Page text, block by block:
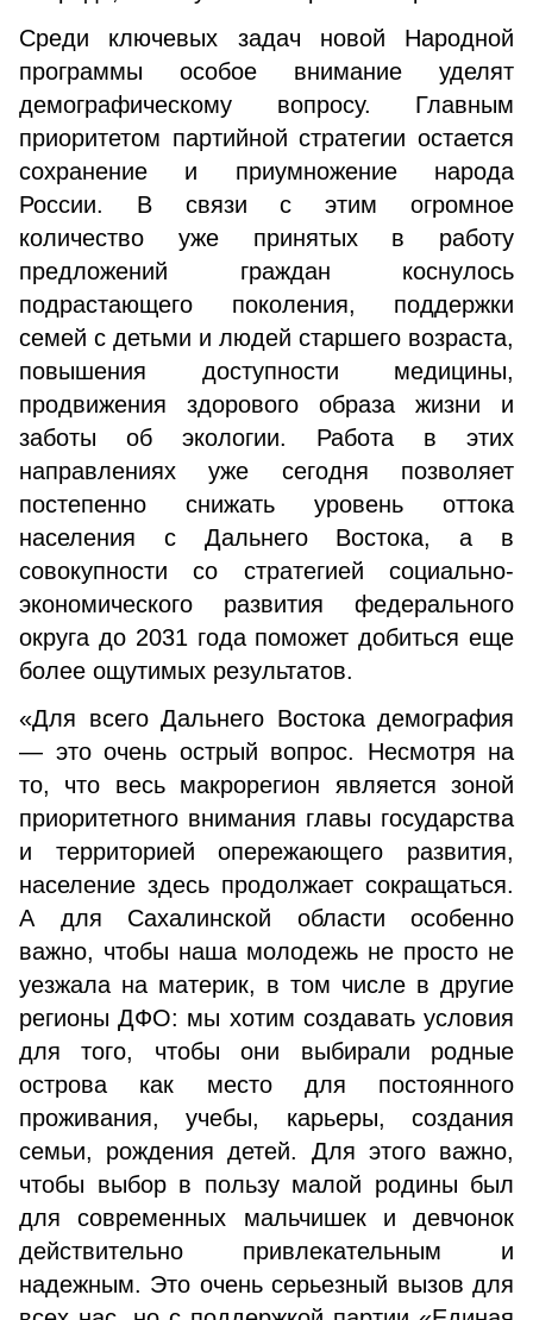
Среди ключевых задач новой Народной
программы особое внимание уделят
демографическому вопросу. Главным
приоритетом партийной стратегии остается
сохранение и приумножение народа
России. В связи с этим огромное
количество уже принятых в работу
предложений граждан коснулось
подрастающего поколения, поддержки
семей с детьми и людей старшего возраста,
повышения доступности медицины,
продвижения здорового образа жизни и
заботы об экологии. Работа в этих
направлениях уже сегодня позволяет
постепенно снижать уровень оттока
населения с Дальнего Востока, а в
совокупности со стратегией социально-
экономического развития федерального
округа до 2031 года поможет добиться еще
более ощутимых результатов.
«Для всего Дальнего Востока демография
— это очень острый вопрос. Несмотря на
то, что весь макрорегион является зоной
приоритетного внимания главы государства
и территорией опережающего развития,
население здесь продолжает сокращаться.
А для Сахалинской области особенно
важно, чтобы наша молодежь не просто не
уезжала на материк, в том числе в другие
регионы ДФО: мы хотим создавать условия
для того, чтобы они выбирали родные
острова как место для постоянного
проживания, учебы, карьеры, создания
семьи, рождения детей. Для этого важно,
чтобы выбор в пользу малой родины был
для современных мальчишек и девчонок
действительно привлекательным и
надежным. Это очень серьезный вызов для